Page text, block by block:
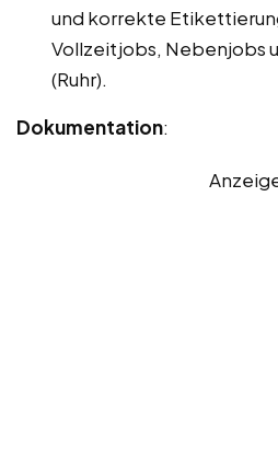
und korrekte
Vollzeitjobs, Nebenjobs
(Ruhr).
Dokumentation: